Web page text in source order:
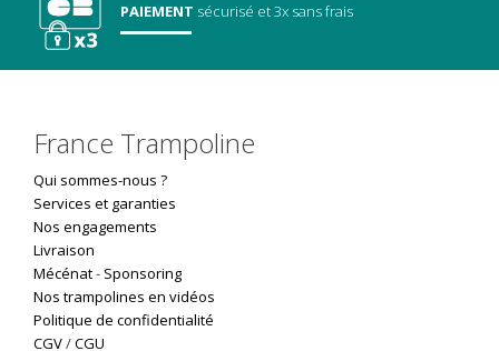
PAIEMENT sécurisé et 3x sans frais
France Trampoline
Qui sommes-nous ?
Services et garanties
Nos engagements
Livraison
Mécénat- Sponsoring
Nos trampolines en vidéos
Politique de confidentialité
CGV/CGU